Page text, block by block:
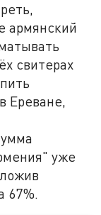
армянский
свитерах
Ереване,
уже
67%.